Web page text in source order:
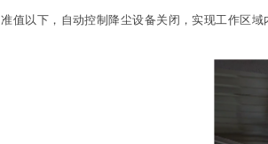
准值以下，自动控制降尘设备关闭，实现工作区域